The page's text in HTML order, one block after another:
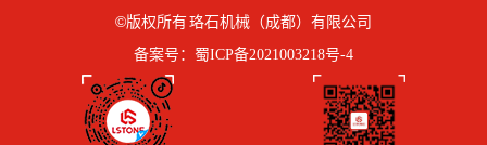
©版权所有 珞石机械（成都）有限公司
备案号： 蜀ICP备2021003218号-4